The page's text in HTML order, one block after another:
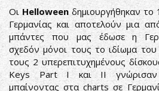
ΟιHelloweenδημιουργήθηκαν
Γερμανίας και αποτελούν μια
μπάντες που μας έδωσε η
σχεδόν μόνοι τους το ιδίωμα
τους 2 υπερεπιτυχημένους
Keys Part I και II γνώρισαν
μπαίνοντας στα charts σε